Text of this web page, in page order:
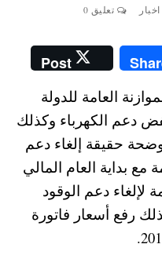
اخبار تعليق 0
Post
العامة للدولة
خفض دعم الكهرباء وكذلك
حقيقة إلغاء دعم
مع بداية العام المالي
لإلغاء دعم الوقود
شهر يونيو 2019 ، وكذلك رفع أسعار فاتورة